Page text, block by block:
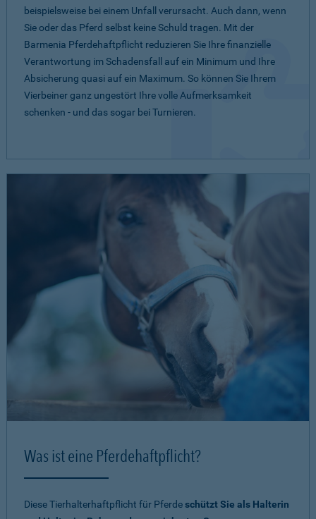
beispielsweise bei einem Unfall verursacht. Auch dann, wenn
Sie oder das Pferd selbst keine Schuld tragen. Mit der
Barmenia Pferdehaftpflicht reduzieren Sie Ihre finanzielle
Verantwortung im Schadensfall auf ein Minimum und Ihre
Absicherung quasi auf ein Maximum. So können Sie Ihrem
Vierbeiner ganz ungestört Ihre volle Aufmerksamkeit
schenken - und das sogar bei Turnieren.
Was ist eine Pferdehaftpflicht?
Diese Tierhalterhaftpflicht für Pferdeschützt Sie als Halterin